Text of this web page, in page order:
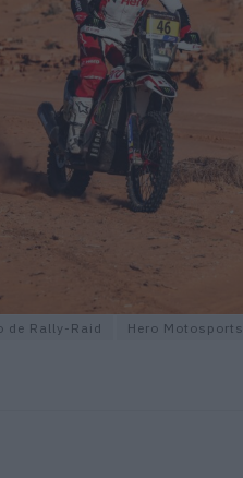
de Rally-Raid Hero Motosports